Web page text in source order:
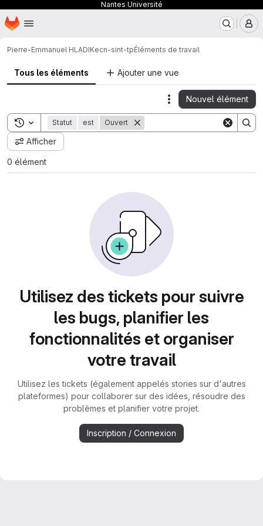
Nantes Université
Passer au contenu principal
Page d'accueil
Pierre-Emmanuel HLADIKecn-sint-tpÉléments de travail
Tous les éléments Ajouter une vue
Actions
Nouvel élément
Toggle search history
Statut est Ouvert
Afficher
0 élément
Utilisez des tickets pour suivre
les bugs, planifier les
fonctionnalités et organiser
votre travail
Utilisez les tickets (également appelés stories sur d'autres
plateformes) pour collaborer sur des idées, résoudre des
problèmes et planifier votre projet.
Inscription / Connexion